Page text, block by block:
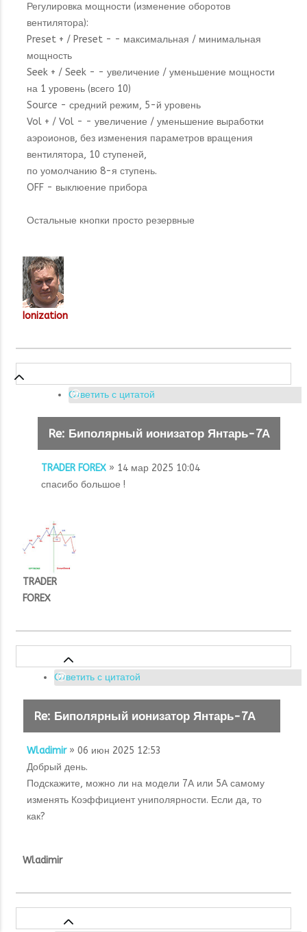
Регулировка мощности (изменение оборотов
вентилятора):
Preset + / Preset - - максимальная / минимальная
мощность
Seek + / Seek - - увеличение / уменьшение мощности
на 1 уровень (всего 10)
Source - средний режим, 5-й уровень
Vol + / Vol - - увеличение / уменьшение выработки
аэроионов, без изменения параметров вращения
вентилятора, 10 ступеней,
по уомолчанию 8-я ступень.
OFF - выклюение прибора
Остальные кнопки просто резервные
Ionization
Ответить с цитатой
Re: Биполярный ионизатор Янтарь-7А
TRADER FOREX » 14 мар 2025 10:04
спасибо большое !
TRADER
FOREX
Ответить с цитатой
Re: Биполярный ионизатор Янтарь-7А
Wladimir» 06 июн 2025 12:53
Добрый день.
Подскажите, можно ли на модели 7А или 5А самому
изменять Коэффициент униполярности. Если да, то
как?
Wladimir